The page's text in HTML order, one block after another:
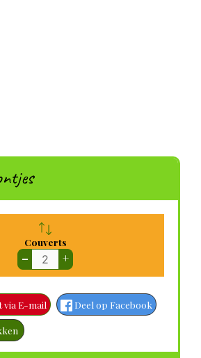
Couverts
– +
via E-mail Deel op Facebook